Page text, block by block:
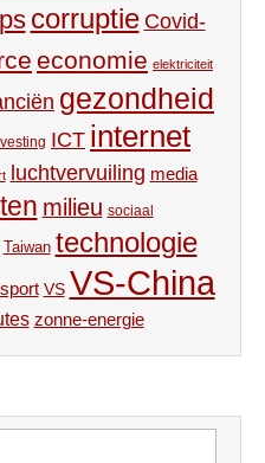
corruptie Covid-
economie elektriciteit
gezondheid
ICT internet
luchtvervuiling media
milieu sociaal
Taiwan technologie
VS VS-China
zonne-energie